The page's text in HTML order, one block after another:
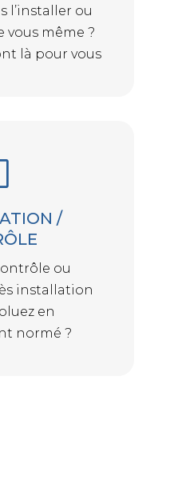
l’installer ou
vous même ?
là pour vous
/
ou
installation
en
normé ?